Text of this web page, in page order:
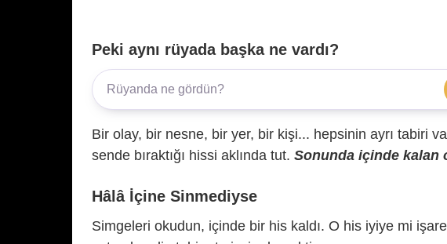
Peki aynı rüyada başka ne vardı?
Bir olay, bir nesne, bir yer, bir kişi... hepsinin ayrı tabiri
sende bıraktığı hissi aklında tut. Sonunda içinde kalan
Hâlâ İçine Sinmediyse
Simgeleri okudun, içinde bir his kaldı. O his iyiye mi